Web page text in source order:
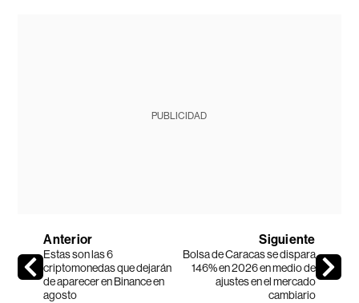
PUBLICIDAD
Anterior
Estas son las 6
criptomonedas que dejarán
de aparecer en Binance en
agosto
Siguiente
Bolsa de Caracas se dispara
146% en 2026 en medio de
ajustes en el mercado
cambiario